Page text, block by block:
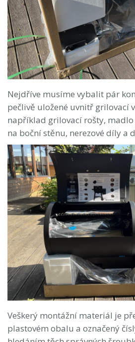
Nejdříve musíme vybalit pár
pečlivě uložené uvnitř grilovací
například grilovací rošty,
na boční stěnu, nerezové díly a
Veškerý montážní materiál je
plastovém obalu a označený